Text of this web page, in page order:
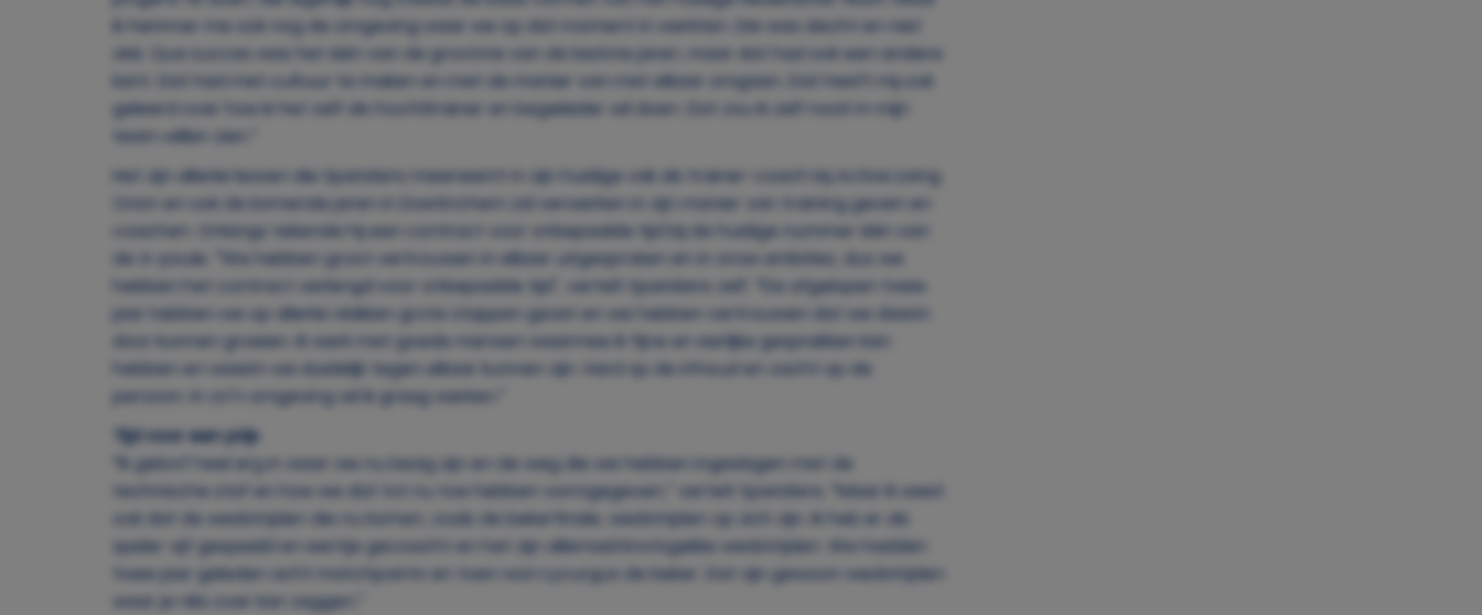
ik herinner me ook nog de omgeving waar we op dat moment in werkten. Die was slecht en niet
oké. Qua succes was het één van de grootste van de laatste jaren, maar dat had ook een andere
kant. Dat had met cultuur te maken en met de manier van met elkaar omgaan. Dat heeft mij ook
geleerd over hoe ik het zelf als hoofdtrainer en begeleider wil doen. Dat zou ik zelf nooit in mijn
team willen zien.”
Het zijn allerlei lessen die Sparidans meeneemt in zijn huidige vak als trainer-coach bij Active Living
Orion en ook de komende jaren in Doetinchem zal verwerken in zijn manier van training geven en
coachen. Onlangs tekende hij een contract voor onbepaalde tijd bij de huidige nummer één van
de A-poule. “We hebben groot vertrouwen in elkaar uitgesproken en in onze ambities, dus we
hebben het contract verlengd voor onbepaalde tijd", vertelt Sparidans zelf. “De afgelopen twee
jaar hebben we op allerlei vlakken grote stappen gezet en we hebben vertrouwen dat we daarin
door kunnen groeien. Ik werk met goede mensen waarmee ik fijne en eerlijke gesprekken kan
hebben en waarin we duidelijk tegen elkaar kunnen zijn. Hard op de inhoud en zacht op de
persoon. In zo’n omgeving wil ik graag werken.”
Tijd voor een prijs
“Ik geloof heel erg in waar we nu bezig zijn en de weg die we hebben ingeslagen met de
technische staf en hoe we dat tot nu toe hebben vormgegeven,” vertelt Sparidans. “Maar ik weet
ook dat de wedstrijden die nu komen, zoals de bekerfinale, wedstrijden op zich zijn. Ik heb er als
speler vijf gespeeld en eentje gecoacht en het zijn allemaal knotsgekke wedstrijden. We hadden
twee jaar geleden acht matchpoints en toen won Lycurgus de beker. Dat zijn gewoon wedstrijden
waar je niks over kan zeggen.”